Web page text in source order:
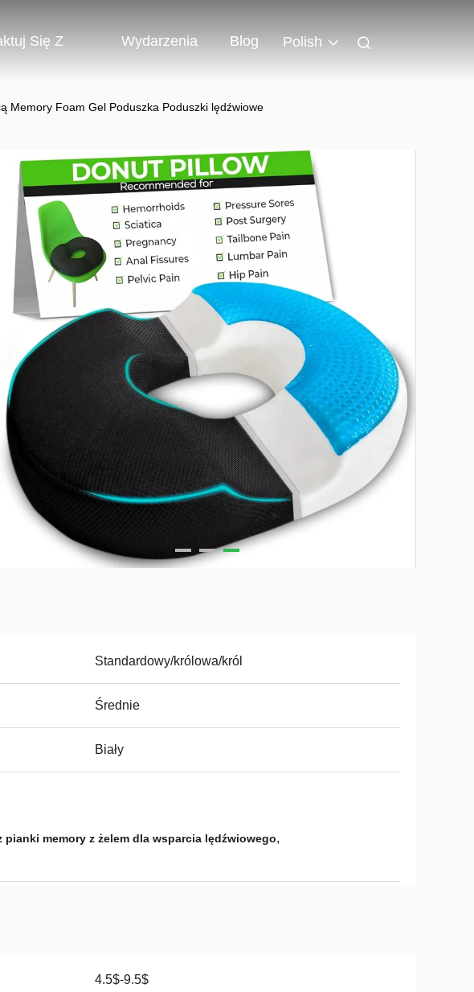
Się Z Wydarzenia Blog Polish
Memory Foam Gel Poduszka Poduszki lędźwiowe
Standardowy/królowa/król
Średnie
Biały
pianki memory z żelem dla wsparcia lędźwiowego,
4.5$-9.5$